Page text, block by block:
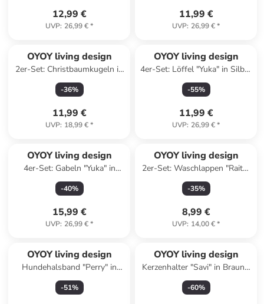
12,99 €
UVP: 26,99 €*
11,99 €
UVP: 26,99 €*
OYOY living design
2er-Set: Christbaumkugeln in
Bunt
-36%
11,99 €
UVP: 18,99 €*
OYOY living design
4er-Set: Löffel "Yuka" in Silber
- (H)20 cm
-55%
11,99 €
UVP: 26,99 €*
OYOY living design
4er-Set: Gabeln "Yuka" in
Silber - (H)20 cm
-40%
15,99 €
UVP: 26,99 €*
OYOY living design
2er-Set: Waschlappen "Raita"
in Weiß/ Hellbraun - (L)30 x
(B)30 cm
-35%
8,99 €
UVP: 14,00 €*
OYOY living design
Hundehalsband "Perry" in
Hellbraun - (L)35 cm
-51%
OYOY living design
Kerzenhalter "Savi" in Braun -
Ø 17 cm
-60%